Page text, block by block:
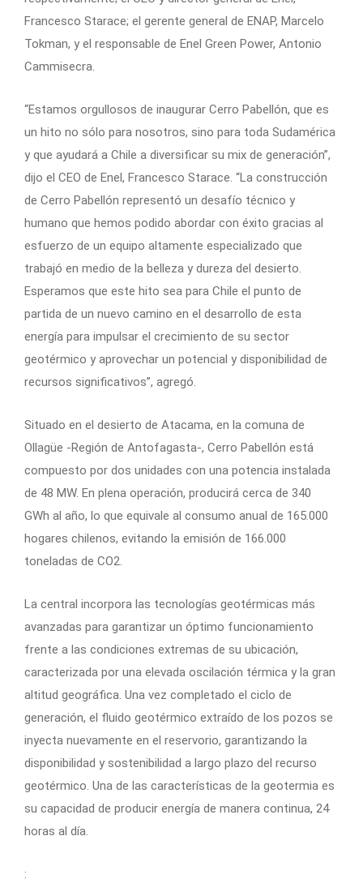
Francesco Starace; el gerente general de ENAP, Marcelo
Tokman, y el responsable de Enel Green Power, Antonio
Cammisecra.
“Estamos orgullosos de inaugurar Cerro Pabellón, que es
un hito no sólo para nosotros, sino para toda Sudamérica
y que ayudará a Chile a diversificar su mix de generación”,
dijo el CEO de Enel, Francesco Starace. “La construcción
de Cerro Pabellón representó un desafío técnico y
humano que hemos podido abordar con éxito gracias al
esfuerzo de un equipo altamente especializado que
trabajó en medio de la belleza y dureza del desierto.
Esperamos que este hito sea para Chile el punto de
partida de un nuevo camino en el desarrollo de esta
energía para impulsar el crecimiento de su sector
geotérmico y aprovechar un potencial y disponibilidad de
recursos significativos”, agregó.
Situado en el desierto de Atacama, en la comuna de
Ollagüe -Región de Antofagasta-, Cerro Pabellón está
compuesto por dos unidades con una potencia instalada
de 48 MW. En plena operación, producirá cerca de 340
GWh al año, lo que equivale al consumo anual de 165.000
hogares chilenos, evitando la emisión de 166.000
toneladas de CO2.
La central incorpora las tecnologías geotérmicas más
avanzadas para garantizar un óptimo funcionamiento
frente a las condiciones extremas de su ubicación,
caracterizada por una elevada oscilación térmica y la gran
altitud geográfica. Una vez completado el ciclo de
generación, el fluido geotérmico extraído de los pozos se
inyecta nuevamente en el reservorio, garantizando la
disponibilidad y sostenibilidad a largo plazo del recurso
geotérmico. Una de las características de la geotermia es
su capacidad de producir energía de manera continua, 24
horas al día.
: